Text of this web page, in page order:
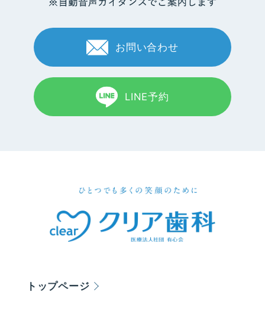
お問い合わせ
LINE予約
トップページ